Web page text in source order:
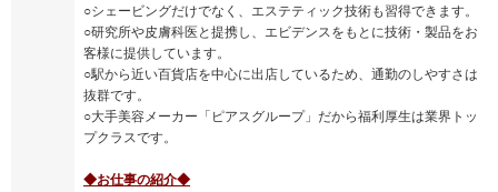
○シェービングだけでなく、エステティック技術も習得できます。
○研究所や皮膚科医と提携し、エビデンスをもとに技術・製品をお
客様に提供しています。
○駅から近い百貨店を中心に出店しているため、通勤のしやすさは
抜群です。
○大手美容メーカー「ピアスグループ」だから福利厚生は業界トッ
プクラスです。
◆お仕事の紹介◆